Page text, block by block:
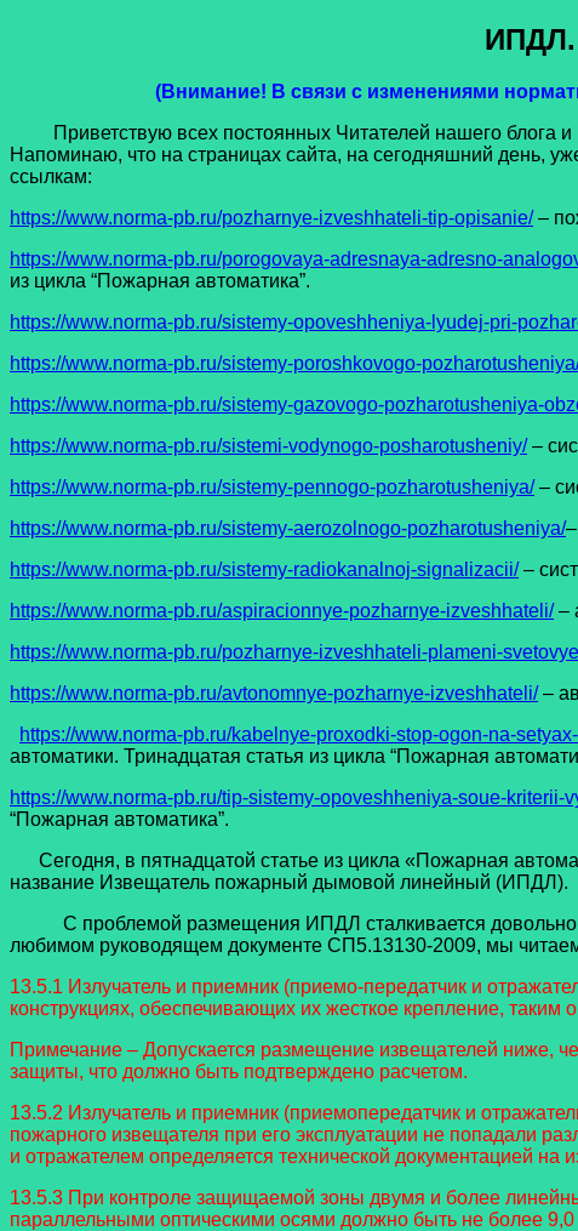
ИПДЛ.
(Внимание! В связи с изменениями
Приветствую всех постоянных Читателей нашего блога и
Напоминаю, что на страницах сайта, на сегодняшний день,
ссылкам:
https://www.norma-pb.ru/pozharnye-izveshhateli-tip-opisanie/–
https://www.norma-pb.ru/porogovaya-adresnaya-adresno-
из цикла “Пожарная автоматика”.
https://www.norma-pb.ru/sistemy-opoveshheniya-lyudej-pri-
https://www.norma-pb.ru/sistemy-poroshkovogo-
https://www.norma-pb.ru/sistemy-gazovogo-pozharotusheniya-
https://www.norma-pb.ru/sistemi-vodynogo-posharotusheniy/–
https://www.norma-pb.ru/sistemy-pennogo-pozharotusheniya/–
https://www.norma-pb.ru/sistemy-aerozolnogo-pozharotusheniya/
https://www.norma-pb.ru/sistemy-radiokanalnoj-signalizacii/–
https://www.norma-pb.ru/aspiracionnye-pozharnye-izveshhateli/–
https://www.norma-pb.ru/pozharnye-izveshhateli-plameni-
https://www.norma-pb.ru/avtonomnye-pozharnye-izveshhateli/–
https://www.norma-pb.ru/kabelnye-proxodki-stop-ogon-na-
автоматики. Тринадцатая статья из цикла “Пожарная
https://www.norma-pb.ru/tip-sistemy-opoveshheniya-soue-kriterii-
“Пожарная автоматика”.
Сегодня, в пятнадцатой статье из цикла «Пожарная
название Извещатель пожарный дымовой линейный (ИПДЛ).
С проблемой размещения ИПДЛ сталкивается довольно
любимом руководящем документе СП5.13130-2009, мы
13.5.1 Излучатель и приемник (приемо-передатчик и
конструкциях, обеспечивающих их жесткое крепление,
Примечание – Допускается размещение извещателей ниже,
защиты, что должно быть подтверждено расчетом.
13.5.2 Излучатель и приемник (приемопередатчик и
пожарного извещателя при его эксплуатации не попадали
и отражателем определяется технической документацией на
13.5.3 При контроле защищаемой зоны двумя и более
параллельными оптическими осями должно быть не более